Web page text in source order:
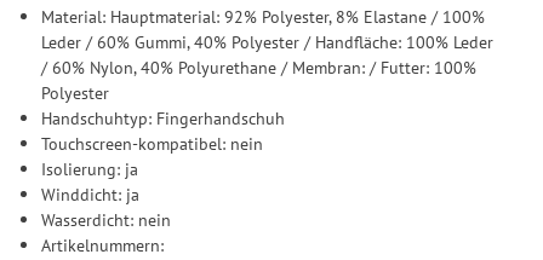
Material: Hauptmaterial: 92% Polyester, 8% Elastane / 100%
Leder / 60% Gummi, 40% Polyester / Handfläche: 100% Leder
/ 60% Nylon, 40% Polyurethane / Membran: / Futter: 100%
Polyester
Handschuhtyp: Fingerhandschuh
Touchscreen-kompatibel: nein
Isolierung: ja
Winddicht: ja
Wasserdicht: nein
Artikelnummern: